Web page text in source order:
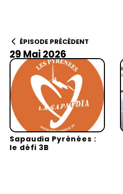
ÉPISODE PRÉCÉDENT
29 Mai 2026
Sapaudia Pyrénées :
le défi 3B